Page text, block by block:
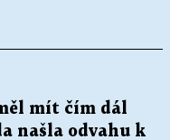
mít čím dál
našla odvahu k